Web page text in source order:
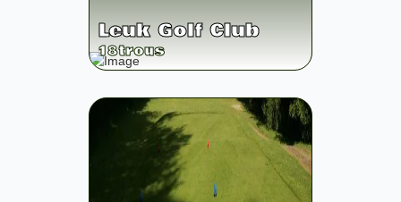
Leuk Golf Club
18trous